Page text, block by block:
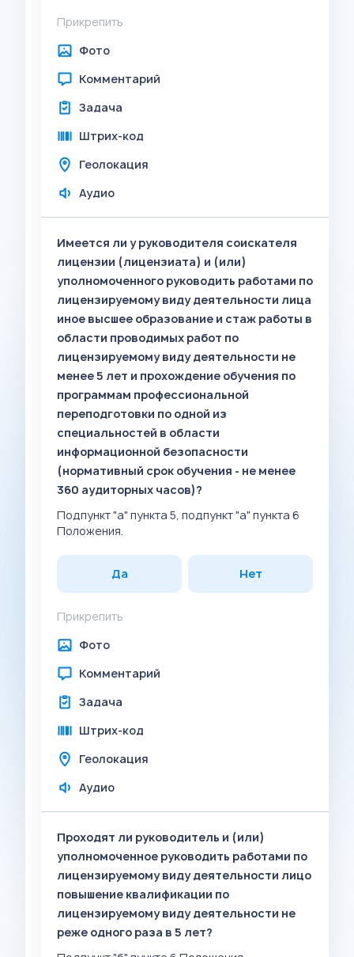
Прикрепить
Фото
Комментарий
Задача
Штрих-код
Геолокация
Аудио
Имеется ли у руководителя соискателя
лицензии (лицензиата) и (или)
уполномоченного руководить работами по
лицензируемому виду деятельности лица
иное высшее образование и стаж работы в
области проводимых работ по
лицензируемому виду деятельности не
менее 5 лет и прохождение обучения по
программам профессиональной
переподготовки по одной из
специальностей в области
информационной безопасности
(нормативный срок обучения - не менее
360 аудиторных часов)?
Подпункт "а" пункта 5, подпункт "а" пункта 6
Положения.
Да Нет
Прикрепить
Фото
Комментарий
Задача
Штрих-код
Геолокация
Аудио
Проходят ли руководитель и (или)
уполномоченное руководить работами по
лицензируемому виду деятельности лицо
повышение квалификации по
лицензируемому виду деятельности не
реже одного раза в 5 лет?